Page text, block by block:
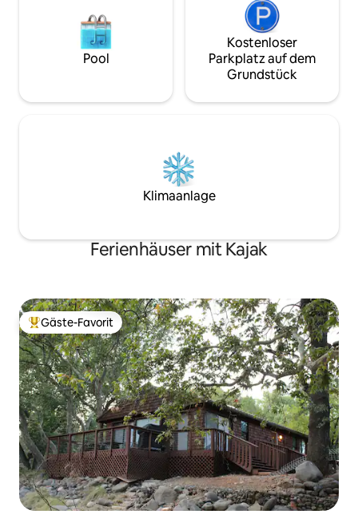
Pool
Kostenloser
Parkplatz auf dem
Grundstück
Klimaanlage
Ferienhäuser mit Kajak
Beliebter Gäste-Favorit.
Gäste-Favorit